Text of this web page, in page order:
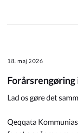
18. maj 2026
Lad os gøre det
Qeqqata